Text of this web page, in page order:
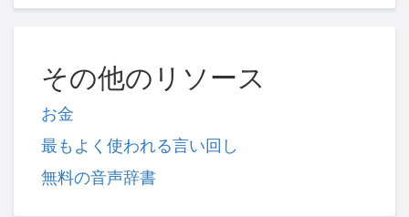
その他のリソース
お金
最もよく使われる言い回し
無料の音声辞書